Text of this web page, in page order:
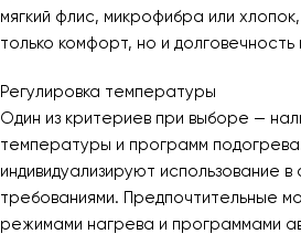
мягкий флис, микрофибра или
только комфорт, но и долговечность
Регулировка температуры
Один из критериев при выборе —
температуры и программ
индивидуализируют использование в
требованиями. Предпочтительные
режимами нагрева и программами